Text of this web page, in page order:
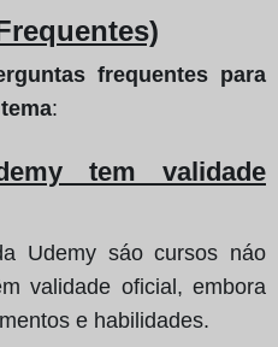
frequentes para
:
tem validade
Udemy sáo cursos náo
validade oficial, embora
e habilidades.